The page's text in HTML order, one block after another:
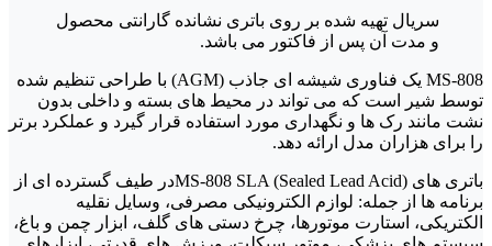
سریال تهیه شده بر روی باتری نشانده گارانتی محصول
و مدت آن پس از فاکتور می باشد.
MS-808 یک فناوری شیشه ای جاذب (AGM) با طراحی تنظیم شده
توسط شیر است که می تواند در محیط های بسته و داخلی بدون
نشت مانند رک ها و نگهداری مورد استفاده قرار گیرد و عملکرد برتر
را برای هزاران مدل ارائه دهد.
باتری های MS-808 SLA (Sealed Lead Acid)در طیف گسترده ای از
برنامه ها از جمله: لوازم الکترونیکی مصرفی، وسایل نقلیه
الکتریکی، استارت موتورها، چرخ دستی های گلف، ابزار چمن و باغ،